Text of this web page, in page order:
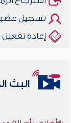
تسجيل
إعادة
البث
أخلاقنا أصالة